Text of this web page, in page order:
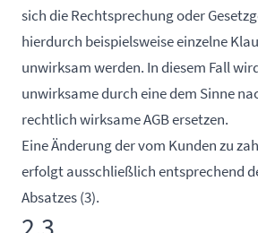
sich die Rechtsprechung oder
hierdurch beispielsweise einzelne
unwirksam werden. In diesem Fall
unwirksame durch eine dem Sinne
rechtlich wirksame AGB ersetzen.
Eine Änderung der vom Kunden zu
erfolgt ausschließlich entsprechend
Absatzes (3).